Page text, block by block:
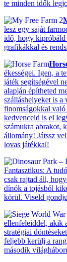
te minden idők
lesz egy saját
idő, hogy kipróbáld
grafikákkal és
ékességei. Igen, a
játék segítségével
alapján építheted
szálláshelyeket is a
finomságokkal
kedvenceid is el
számukra abrakot,
állomány! Játssz
lovas játékkal!
Fantasztikus: A
csak rajtad áll,
dínók a tojásból
körül. Viseld
ellenfeleiddel, akik
stratégiai
feljebb kerülj a
második